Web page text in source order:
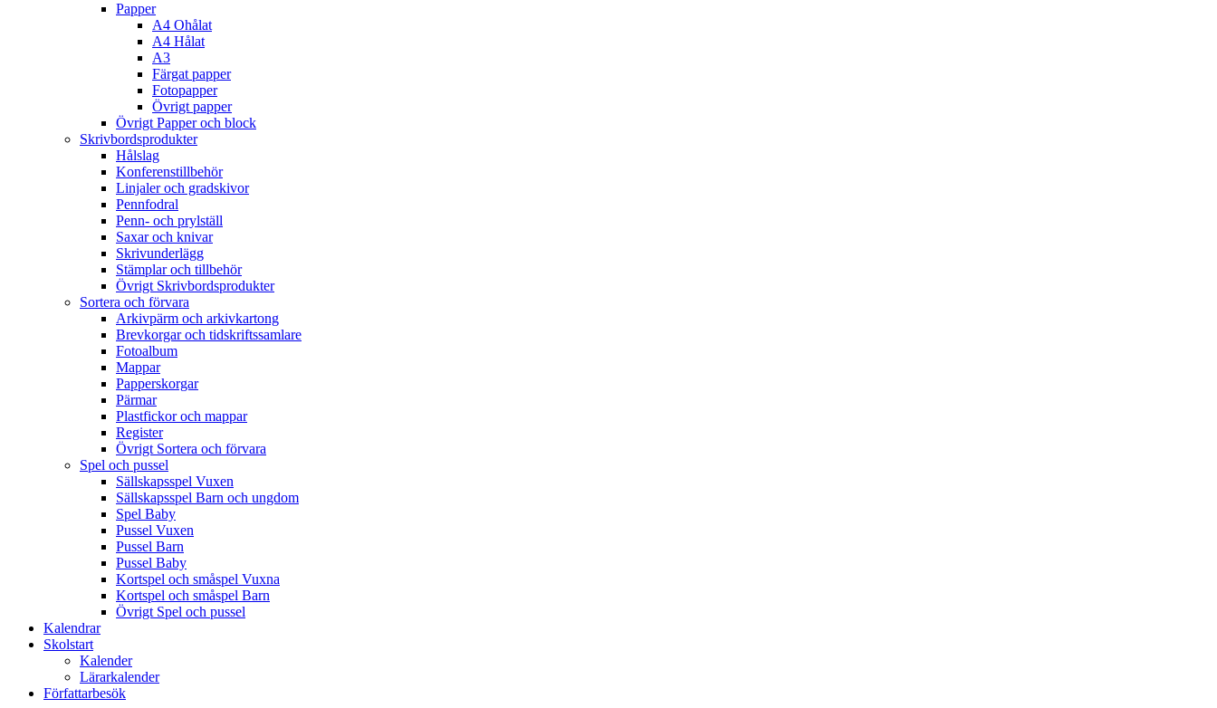
Papper
A4 Ohålat
A4 Hålat
A3
Färgat papper
Fotopapper
Övrigt papper
Övrigt Papper och block
Skrivbordsprodukter
Hålslag
Konferenstillbehör
Linjaler och gradskivor
Pennfodral
Penn- och prylställ
Saxar och knivar
Skrivunderlägg
Stämplar och tillbehör
Övrigt Skrivbordsprodukter
Sortera och förvara
Arkivpärm och arkivkartong
Brevkorgar och tidskriftssamlare
Fotoalbum
Mappar
Papperskorgar
Pärmar
Plastfickor och mappar
Register
Övrigt Sortera och förvara
Spel och pussel
Sällskapsspel Vuxen
Sällskapsspel Barn och ungdom
Spel Baby
Pussel Vuxen
Pussel Barn
Pussel Baby
Kortspel och småspel Vuxna
Kortspel och småspel Barn
Övrigt Spel och pussel
Kalendrar
Skolstart
Kalender
Lärarkalender
Författarbesök